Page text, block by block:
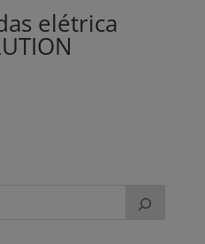
elétrica